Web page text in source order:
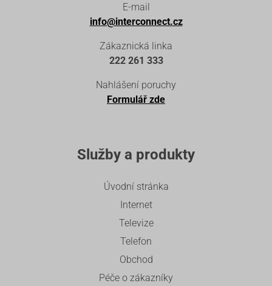
E-mail
info@interconnect.cz
Zákaznická linka
222 261 333
Nahlášení poruchy
Formulář zde
Služby a produkty
Úvodní stránka
Internet
Televize
Telefon
Obchod
Péče o zákazníky